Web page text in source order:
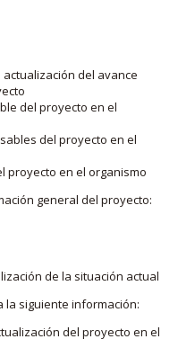
del avance
del proyecto en el
del proyecto en el
proyecto en el organismo
general del proyecto:
de la situación actual
la siguiente información:
del proyecto en el